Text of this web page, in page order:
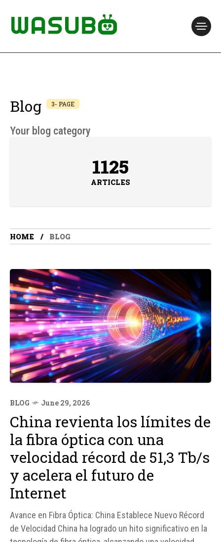
Blog 3- PAGE
Your blog category
1125
ARTICLES
HOME BLOG
BLOG June 29, 2026
China revienta los límites de
la fibra óptica con una
velocidad récord de 51,3 Tb/s
y acelera el futuro de
Internet
Avance en Fibra Óptica: China Establece Nuevo Récord
de Velocidad China ha logrado un hito significativo en la